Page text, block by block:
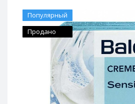
Популярный
Продано